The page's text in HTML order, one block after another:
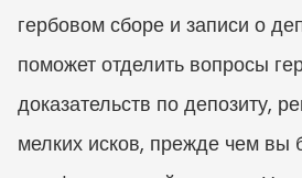
гербовом сборе и записи о
поможет отделить вопросы
доказательств по депозиту,
мелких исков, прежде чем вы